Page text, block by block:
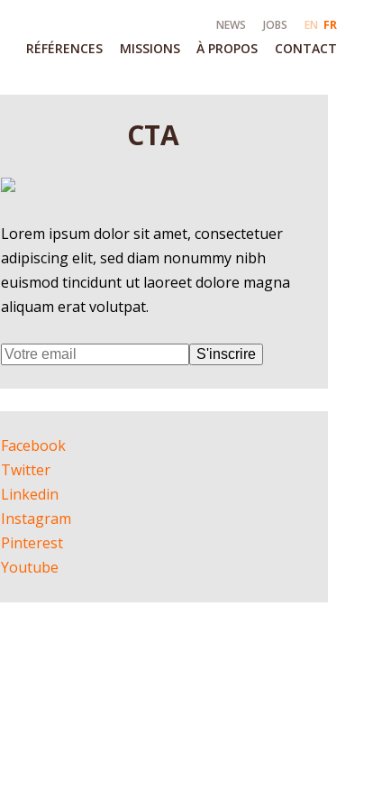
RÉFÉRENCES MISSIONS À PROPOS CONTACT
NEWS JOBS EN FR
CTA
Lorem ipsum dolor sit amet, consectetuer
adipiscing elit, sed diam nonummy nibh
euismod tincidunt ut laoreet dolore magna
aliquam erat volutpat.
S'inscrire
Facebook
Twitter
Linkedin
Instagram
Pinterest
Youtube